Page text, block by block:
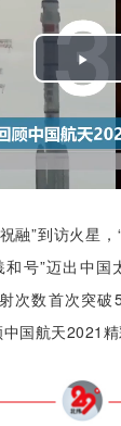
Play
Video
祝融”到访火星
和号”迈出中
次数首次突
国航天2021精